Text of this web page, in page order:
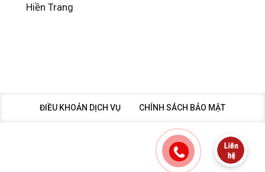
Hiền Trang
ĐIỀU KHOẢN DỊCH VỤ CHÍNH SÁCH BẢO MẬT